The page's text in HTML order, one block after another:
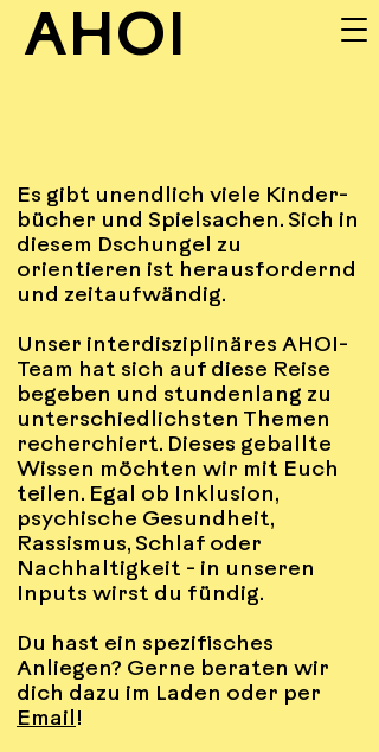
AHOI
INPUTS
Es gibt unendlich viele Kinder-
bücher und Spielsachen. Sich in
diesem Dschungel zu
orientieren ist herausfordernd
und zeitaufwändig.
Unser interdisziplinäres AHOI-
Team hat sich auf diese Reise
begeben und stundenlang zu
unterschiedlichsten Themen
recherchiert. Dieses geballte
Wissen möchten wir mit Euch
teilen. Egal ob Inklusion,
psychische Gesundheit,
Rassismus, Schlaf oder
Nachhaltigkeit - in unseren
Inputs wirst du fündig.
Du hast ein spezifisches
Anliegen? Gerne beraten wir
dich dazu im Laden oder per
Email !